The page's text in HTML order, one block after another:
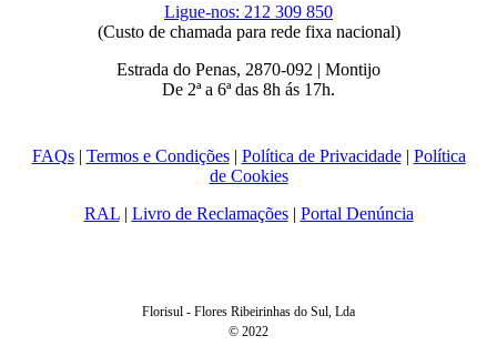
Ligue-nos: 212 309 850
(Custo de chamada para rede fixa nacional)
Estrada do Penas, 2870-092 | Montijo
De 2ª a 6ª das 8h ás 17h.
FAQs| Termos e Condições| Política de Privacidade| Política
de Cookies
RAL| Livro de Reclamações| Portal Denúncia
Florisul - Flores Ribeirinhas do Sul, Lda
© 2022